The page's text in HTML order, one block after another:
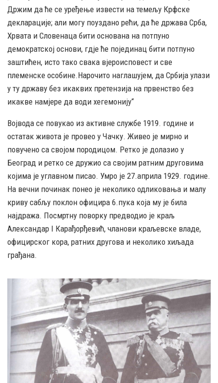
Држим да ће се уређење извести на темељу Крфске
декларације; али могу поуздано рећи, да ће држава Срба,
Хрвата и Словенаца бити основана на потпуно
демократској основи, гдје ће појединац бити потпуно
заштићен, исто тако свака вјероисповест и све
племенске особине.Нарочито наглашујем, да Србија улази
у ту државу без икаквих претензија на првенство без
икакве намјере да води хегемонију“
Војвода се повукао из активне службе 1919. године и
остатак живота је провео у Чачку. Живео је мирно и
повучено са својом породицом. Ретко је долазио у
Београд и ретко се дружио са својим ратним друговима
којима је углавном писао. Умро је 27.априла 1929. године.
На вечни починак понео је неколико одликовања и малу
криву сабљу поклон официра 6.пука која му је била
најдража. Посмртну поворку предводио је краљ
Александар I Карађорђевић, чланови краљевске владе,
официрског кора, ратних другова и неколико хиљада
грађана.